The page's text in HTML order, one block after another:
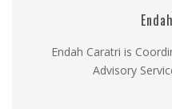
Endah Caratri is
Advisory